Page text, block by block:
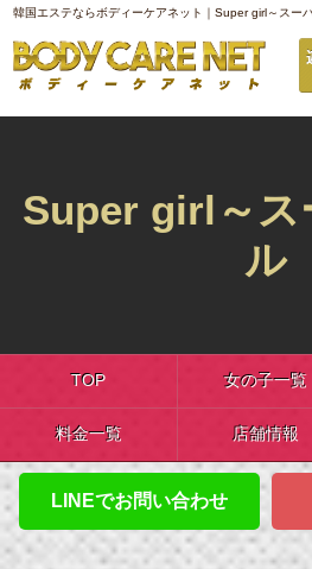
韓国エステならボディーケアネット｜Super girl～スー
Super girl～ス
ル
TOP 女の子一覧
料金一覧 店舗情報
LINEでお問い合わせ